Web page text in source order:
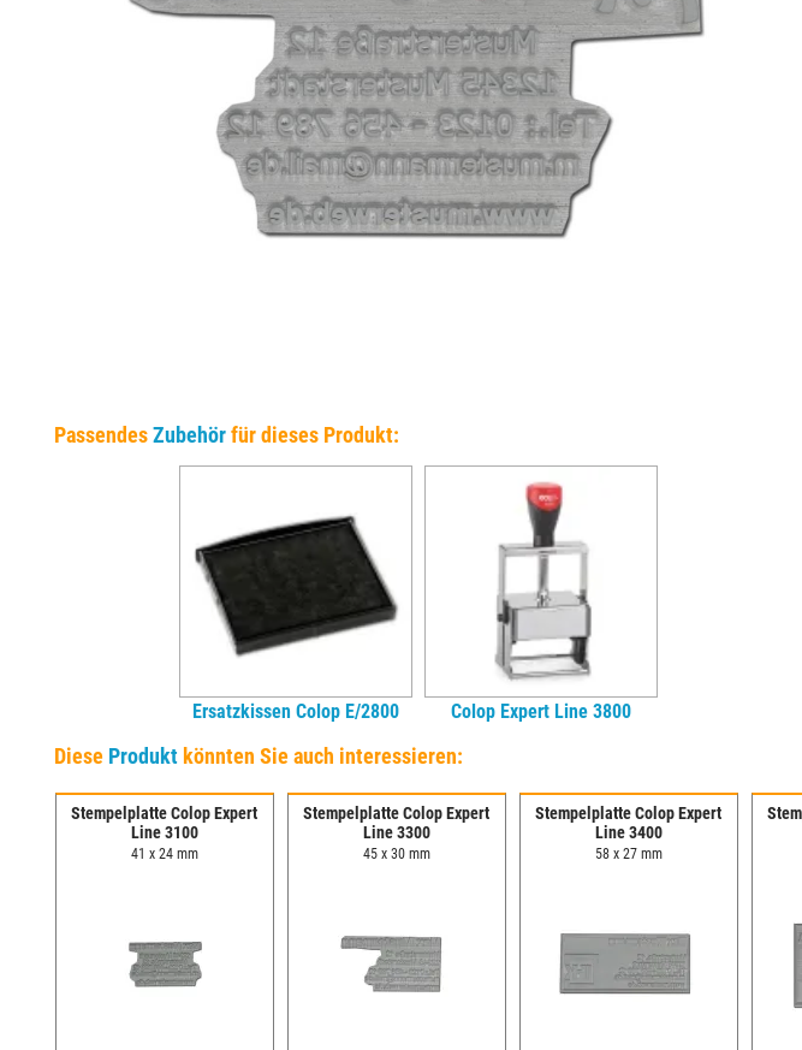
EINSÄTZE FÜR TRODAT PRÄGEZANGEN
DELRINPLATTEN FÜR PRÄGEZANGEN
TRODAT® VINTAGE
TRODAT® CREATIVE MINI
PassendesZubehörfür dieses Produkt:
Ersatzkissen Colop E/2800 Colop Expert Line 3800
Diese Produktkönnten Sie auch interessieren:
Stempelplatte Colop Expert
Line 3100
41 x 24 mm
Stempelplatte Colop Expert
Line 3300
45 x 30 mm
Stempelplatte Colop Expert
Line 3400
58 x 27 mm